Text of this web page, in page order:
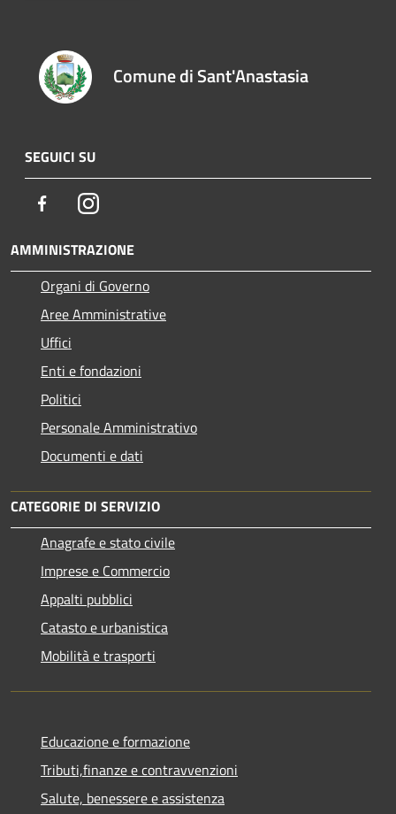
Comune di Sant'Anastasia
SEGUICI SU
FacebookInstagram
AMMINISTRAZIONE
Organi di Governo
Aree Amministrative
Uffici
Enti e fondazioni
Politici
Personale Amministrativo
Documenti e dati
CATEGORIE DI SERVIZIO
Anagrafe e stato civile
Imprese e Commercio
Appalti pubblici
Catasto e urbanistica
Mobilità e trasporti
Educazione e formazione
Tributi,finanze e contravvenzioni
Salute, benessere e assistenza